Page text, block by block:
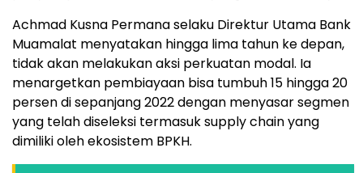
Achmad Kusna Permana selaku Direktur Utama Bank
Muamalat menyatakan hingga lima tahun ke depan,
tidak akan melakukan aksi perkuatan modal. Ia
menargetkan pembiayaan bisa tumbuh 15 hingga 20
persen di sepanjang 2022 dengan menyasar segmen
yang telah diseleksi termasuk supply chain yang
dimiliki oleh ekosistem BPKH.